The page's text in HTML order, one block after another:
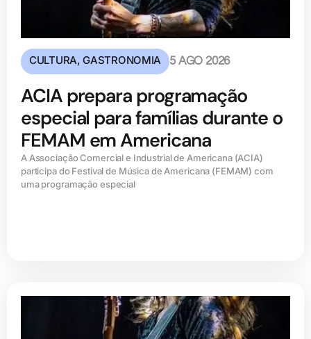
CULTURA,GASTRONOMIA 5 AGO 2026
ACIA prepara programação
especial para famílias durante o
FEMAM em Americana
A Associação Comercial e Industrial de Americana (ACIA)
participa do Festival de Música de Americana (FEMAM) com
uma programação especial